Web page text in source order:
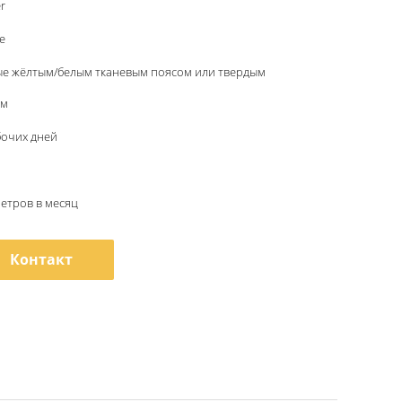
жёлтым/белым тканевым поясом или твердым
дней
в месяц
Контакт